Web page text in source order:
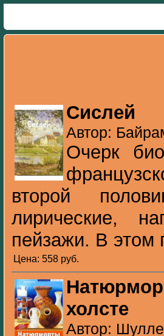
Сислей
Автор:
Очерк
второй
лирические,
пейзажи. В этом
Цена: 558 pуб.
холсте
Автор: